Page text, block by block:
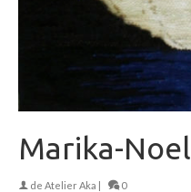
Marika-Noel
de Atelier Aka | 0